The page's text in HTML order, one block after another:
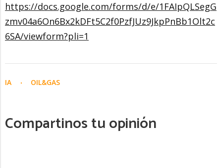
https://docs.google.com/forms/d/e/1FAIpQLSegG
zmv04a6On6Bx2kDFt5C2f0PzfJUz9JkpPnBb1Olt2c
6SA/viewform?pli=1
IA OIL&GAS
Compartinos tu opinión